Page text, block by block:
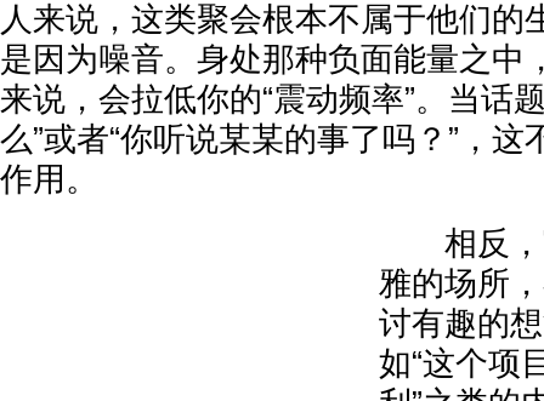
人来说，这类聚会根本不属于他们的
是因为噪音。身处那种负面能量之中
来说，会拉低你的“震动频率”。当话
么”或者“你听说某某的事了吗？”，
作用。
相反，
雅的场所
讨有趣的
如“这个项